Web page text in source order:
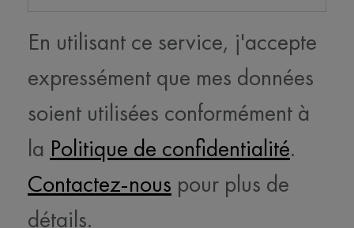
En utilisant ce service, j'accepte
expressément que mes données
soient utilisées conformément à
la Politique de confidentialité.
Contactez-nous pour plus de
détails.